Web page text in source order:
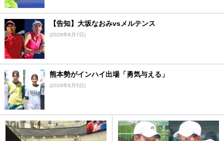
【告知】大坂なおみvsメルテンス
(2026年8月7日)
熊本勢がインハイ出場「勇気与える」
(2026年8月5日)